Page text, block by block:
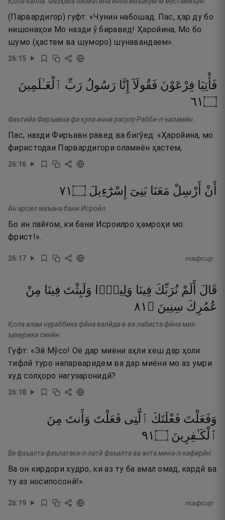
(Парвардигор) гуфт: «Чунин набошад. Пас, ҳар ду бо
нишонаҳои Мо назди ӯ биравед! Ҳаройина, Мо бо
шумо (ҳастем ва шуморо) шунавандаем».
26:15
فَأْتِيَا فِرْعَوْنَ فَقُولَآ إِنَّا رَسُولُ رَبِّ ٱلْعَـٰلَمِينَ
۝١٦
Фаътийа Фиръавна фа қула инна расулу Рабби-л-ъаламӣн.
Пас, назди Фиръавн равед ва бигӯед: «Ҳаройина, мо
фиристодаи Парвардигори оламиён ҳастем,
26:16
أَنْ أَرْسِلْ مَعَنَا بَنِىٓ إِسْرَٰٓءِيلَ ۝١٧
Ан арсил маъана бани Исроӣл.
Бо ин пайғом, ки бани Исроилро ҳамроҳи мо
фрист!».
26:17 тафсир
قَالَ أَلَمْ نُرَبِّكَ فِينَا وَلِيدًۭا وَلَبِثْتَ فِينَا مِنْ
عُمُرِكَ سِنِينَ ۝ ١٨
Қола алам нураббика фӣна валӣда-в ва лабиста фӣна мин
ъумурика синӣн.
Гуфт: «Эй Мӯсо! Оё дар миёни аҳли хеш дар ҳоли
тифлӣ туро напарваридем ва дар миёни мо аз умри
худ солҳоро нагузаронидӣ?
26:18
وَفَعَلْتَ فَعْلَتَكَ ٱلَّتِى فَعَلْتَ وَأَنتَ مِنَ
ٱلْكَـٰفِرِينَ ۝١٩
Ва фаъалта фаълатака-л-латӣ фаъалта ва анта мина-л-кафирӣн.
Ва он кирдори худро, ки аз ту ба амал омад, кардӣ ва
ту аз носипосонӣ!».
26:19 тафсир